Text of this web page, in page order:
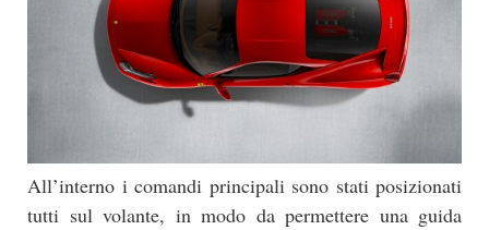
All’interno i comandi principali sono stati posizionati
tutti sul volante, in modo da permettere una guida